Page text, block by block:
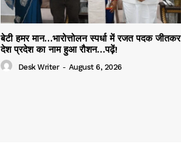
बेटी हमर मान…भारोत्तोलन स्पर्धा में रजत पदक जीतकर
देश प्रदेश का नाम हुआ रौशन…पढ़ें!
Desk Writer - August 6, 2026